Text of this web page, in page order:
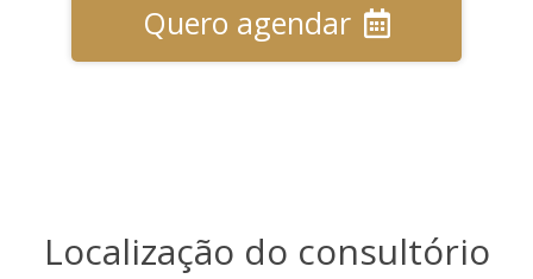
Quero agendar
Localização do consultório